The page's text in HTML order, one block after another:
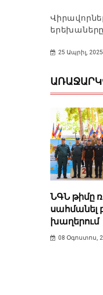
25 Ապրիլ,
ՆԳՆ թիմը
սահմանել
խաղերում
08 Օգոստոս,